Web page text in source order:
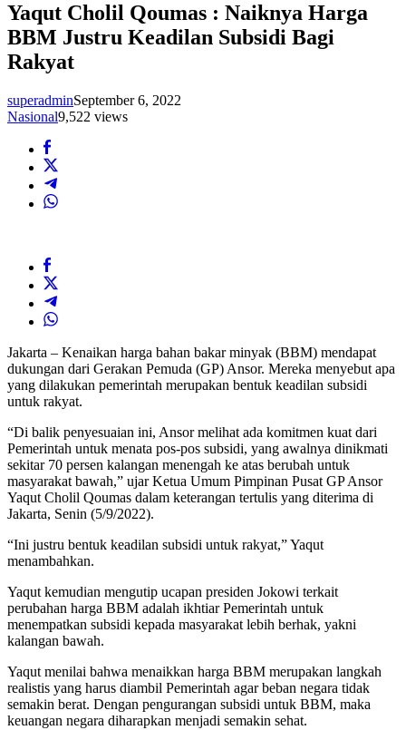
Yaqut Cholil Qoumas : Naiknya Harga
BBM Justru Keadilan Subsidi Bagi
Rakyat
superadminSeptember 6, 2022
Nasional9,522 views
Jakarta – Kenaikan harga bahan bakar minyak (BBM) mendapat
dukungan dari Gerakan Pemuda (GP) Ansor. Mereka menyebut apa
yang dilakukan pemerintah merupakan bentuk keadilan subsidi
untuk rakyat.
“Di balik penyesuaian ini, Ansor melihat ada komitmen kuat dari
Pemerintah untuk menata pos-pos subsidi, yang awalnya dinikmati
sekitar 70 persen kalangan menengah ke atas berubah untuk
masyarakat bawah,” ujar Ketua Umum Pimpinan Pusat GP Ansor
Yaqut Cholil Qoumas dalam keterangan tertulis yang diterima di
Jakarta, Senin (5/9/2022).
“Ini justru bentuk keadilan subsidi untuk rakyat,” Yaqut
menambahkan.
Yaqut kemudian mengutip ucapan presiden Jokowi terkait
perubahan harga BBM adalah ikhtiar Pemerintah untuk
menempatkan subsidi kepada masyarakat lebih berhak, yakni
kalangan bawah.
Yaqut menilai bahwa menaikkan harga BBM merupakan langkah
realistis yang harus diambil Pemerintah agar beban negara tidak
semakin berat. Dengan pengurangan subsidi untuk BBM, maka
keuangan negara diharapkan menjadi semakin sehat.